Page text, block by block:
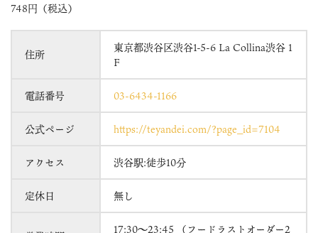
748円（税込）
住所
東京都渋谷区渋谷1-5-6 La Collina渋谷 1
F
電話番号 03-6434-1166
公式ページ https://teyandei.com/?page_id=7104
アクセス 渋谷駅:徒歩10分
定休日 無し
17:30〜23:45 （フードラストオーダー2